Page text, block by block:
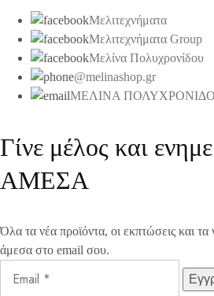
Μελιτεχνήματα
Μελιτεχνήματα Group
Μελίνα Πολυχρονίδου
@melinashop.gr
ΜΕΛΙΝΑ
Γίνε μέλος και
ΑΜΕΣΑ
Όλα τα νέα προϊόντα, οι εκπτώσεις και
άμεσα στο email σου.